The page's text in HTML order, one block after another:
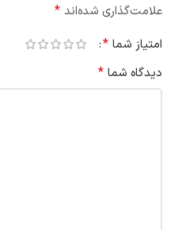
علامت‌گذاری شده‌اند *
امتیاز شما *
دیدگاه شما *